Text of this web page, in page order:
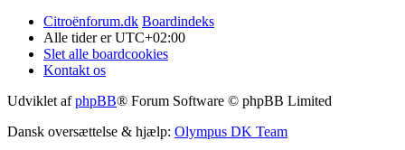
Citroënforum.dk Boardindeks
Alle tider erUTC+02:00
Slet alle boardcookies
Kontakt os
Udviklet afphpBB® Forum Software © phpBB Limited
Dansk oversættelse & hjælp: Olympus DK Team